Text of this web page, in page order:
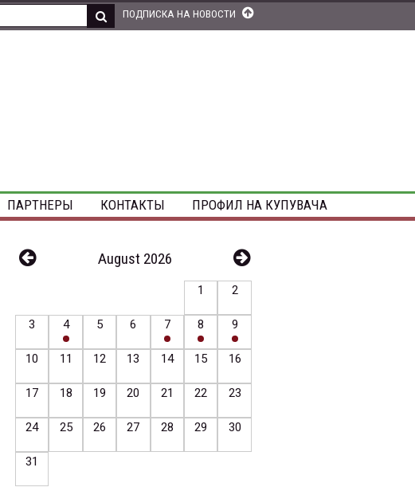
ПОДПИСКА НА НОВОСТИ
ПАРТНЕРЫ КОНТАКТЫ ПРОФИЛ НА КУПУВАЧА
August 2026
1 2
3 4 5 6 7 8 9
10 11 12 13 14 15 16
17 18 19 20 21 22 23
24 25 26 27 28 29 30
31